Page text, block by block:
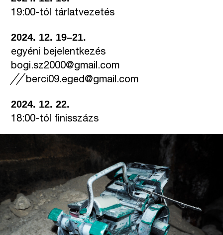
19:00-tól tárlatvezetés
2024. 12. 19–21.
egyéni bejelentkezés
bogi.sz2000@gmail.com
╱╱ berci09.eged@gmail.com
2024. 12. 22.
18:00-tól finisszázs